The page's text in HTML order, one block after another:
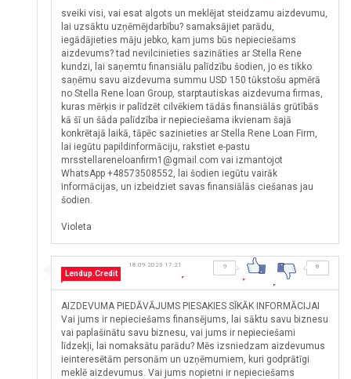
sveiki visi, vai esat algots un meklējat steidzamu aizdevumu,
lai uzsāktu uzņēmējdarbību? samaksājiet parādu,
iegādājieties māju jebko, kam jums būs nepieciešams
aizdevums? tad nevilcinieties sazināties ar Stella Rene
kundzi, lai saņemtu finansiālu palīdzību šodien, jo es tikko
saņēmu savu aizdevuma summu USD 150 tūkstošu apmērā
no Stella Rene loan Group, starptautiskas aizdevuma firmas,
kuras mērķis ir palīdzēt cilvēkiem tādās finansiālās grūtībās
kā šī un šāda palīdzība ir nepieciešama ikvienam šajā
konkrētajā laikā, tāpēc sazinieties ar Stella Rene Loan Firm,
lai iegūtu papildinformāciju, rakstiet e-pastu
mrsstellareneloanfirm1@gmail.com vai izmantojot
WhatsApp +48573508552, lai šodien iegūtu vairāk
informācijas, un izbeidziet savas finansiālās ciešanas jau
šodien.
Violeta
Lendup.Credit
18.09.2023 17:21 9 8
AIZDEVUMA PIEDĀVĀJUMS PIESAKIES SĪKĀK INFORMĀCIJAI
Vai jums ir nepieciešams finansējums, lai sāktu savu biznesu
vai paplašinātu savu biznesu, vai jums ir nepieciešami
līdzekļi, lai nomaksātu parādu? Mēs izsniedzam aizdevumus
ieinteresētām personām un uzņēmumiem, kuri godprātīgi
meklē aizdevumus. Vai jums nopietni ir nepieciešams